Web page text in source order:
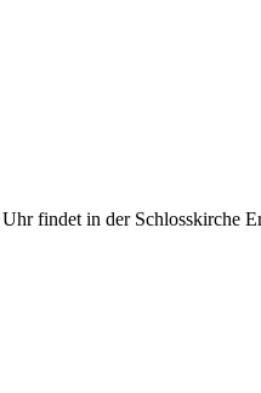
findet in der Schlosskirche